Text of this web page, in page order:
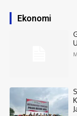
Ekonomi